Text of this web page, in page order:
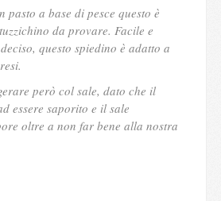
pasto a base di pesce questo è
da provare. Facile e
questo spiedino è adatto a
però col sale, dato che il
essere saporito e il sale
oltre a non far bene alla nostra